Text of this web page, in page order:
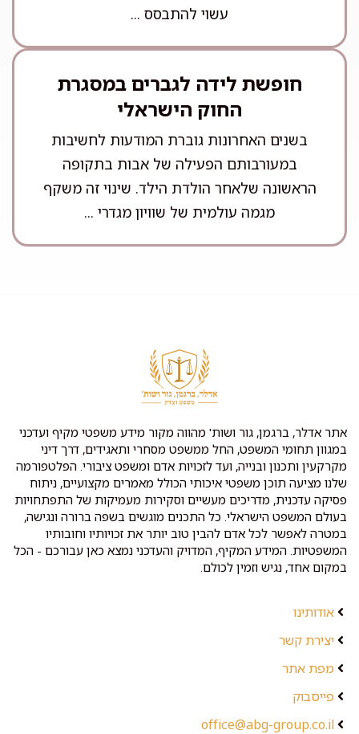
עשוי להתבסס ...
חופשת לידה לגברים במסגרת
החוק הישראלי
בשנים האחרונות גוברת המודעות לחשיבות
במעורבותם הפעילה של אבות בתקופה
הראשונה שלאחר הולדת הילד. שינוי זה משקף
מגמה עולמית של שוויון מגדרי ...
אתר אדלר, ברגמן, גור ושות' מהווה מקור מידע משפטי מקיף ועדכני
במגוון תחומי המשפט, החל ממשפט מסחרי ותאגידים, דרך דיני
מקרקעין ותכנון ובנייה, ועד לזכויות אדם ומשפט ציבורי. הפלטפורמה
שלנו מציעה תוכן משפטי איכותי הכולל מאמרים מקצועיים, ניתוח
פסיקה עדכנית, מדריכים מעשיים וסקירות מעמיקות של התפתחויות
בעולם המשפט הישראלי. כל התכנים מוגשים בשפה ברורה ונגישה,
במטרה לאפשר לכל אדם להבין טוב יותר את זכויותיו וחובותיו
המשפטיות. המידע המקיף, המדויק והעדכני נמצא כאן עבורכם - הכל
במקום אחד, נגיש וזמין לכולם.
אודותינו
יצירת קשר
מפת אתר
פייסבוק
office@abg-group.co.il